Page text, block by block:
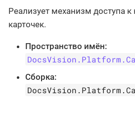
Реализует механизм доступа к
карточек.
Пространство имён:
Сборка: